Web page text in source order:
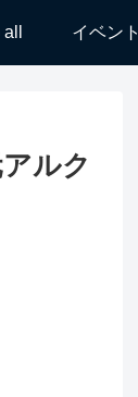
イベント
ルク